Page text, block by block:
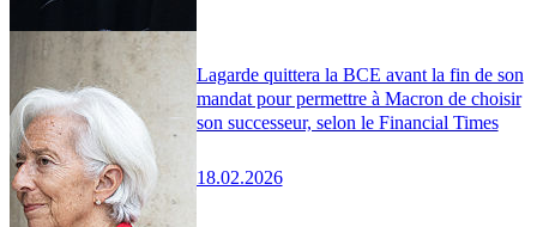
Lagarde quittera la BCE avant la fin de son
mandat pour permettre à Macron de choisir
son successeur, selon le Financial Times
18.02.2026